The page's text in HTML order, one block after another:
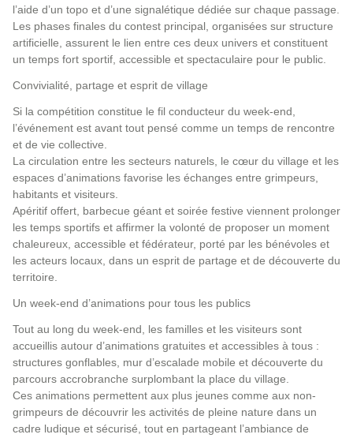
l’aide d’un topo et d’une signalétique dédiée sur chaque passage.
Les phases finales du contest principal, organisées sur structure
artificielle, assurent le lien entre ces deux univers et constituent
un temps fort sportif, accessible et spectaculaire pour le public.
Convivialité, partage et esprit de village
Si la compétition constitue le fil conducteur du week-end,
l’événement est avant tout pensé comme un temps de rencontre
et de vie collective.
La circulation entre les secteurs naturels, le cœur du village et les
espaces d’animations favorise les échanges entre grimpeurs,
habitants et visiteurs.
Apéritif offert, barbecue géant et soirée festive viennent prolonger
les temps sportifs et affirmer la volonté de proposer un moment
chaleureux, accessible et fédérateur, porté par les bénévoles et
les acteurs locaux, dans un esprit de partage et de découverte du
territoire.
Un week-end d’animations pour tous les publics
Tout au long du week-end, les familles et les visiteurs sont
accueillis autour d’animations gratuites et accessibles à tous :
structures gonflables, mur d’escalade mobile et découverte du
parcours accrobranche surplombant la place du village.
Ces animations permettent aux plus jeunes comme aux non-
grimpeurs de découvrir les activités de pleine nature dans un
cadre ludique et sécurisé, tout en partageant l’ambiance de